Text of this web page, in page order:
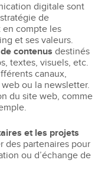
digitale sont
de
compte les
et ses valeurs.
contenus destinés
textes, visuels, etc.
canaux,
ou la newsletter.
du site web, comme
et les projets
des partenaires pour
ou d’échange de